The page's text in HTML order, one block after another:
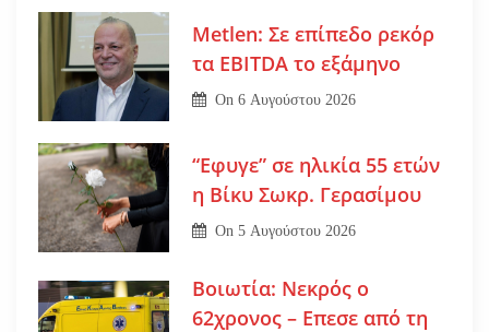
Metlen: Σε επίπεδο ρεκόρ
τα EBITDA το εξάμηνο
On6 Αυγούστου 2026
“Εφυγε” σε ηλικία 55 ετών
η Βίκυ Σωκρ. Γερασίμου
On5 Αυγούστου 2026
Βοιωτία: Νεκρός ο
62χρονος – Επεσε από τη